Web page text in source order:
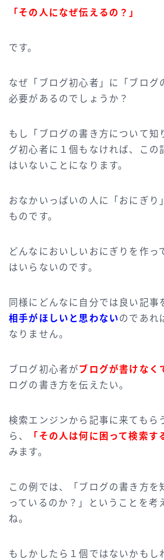
「その人になぜ伝えるの？」
です。
なぜ「ブログ初心者」に「ブログ
必要があるのでしょうか？
もし「ブログの書き方について知
グ初心者に１個もなければ、この
はいないことになります。
おなかいっぱいの人に「おにぎり
ものです。
どんなにおいしいおにぎりを作っ
はいらないのです。
同様にどんなに自分では良い記事
相手がほしいと思わないのであれ
なりません。
ブログ初心者がブログが書けなく
ログの書き方を伝えたい。
検索エンジンから記事に来てもら
ら、
「その人は何に困って検索す
みます。
この例では、「ブログの書き方を
っているのか？」ということを考
ね。
もしかしたら１個ではないかもし